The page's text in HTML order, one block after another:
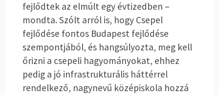
fejlődtek az elmúlt egy évtizedben –
mondta. Szólt arról is, hogy Csepel
fejlődése fontos Budapest fejlődése
szempontjából, és hangsúlyozta, meg kell
őrizni a csepeli hagyományokat, ehhez
pedig a jó infrastrukturális háttérrel
rendelkező, nagynevű középiskola hozzá